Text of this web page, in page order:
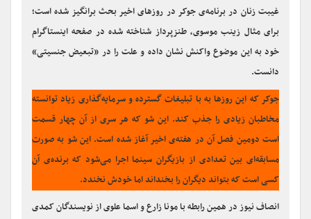
غیبت زنان در برنامه‌ی جوکر در روزهای اخیر بحث برانگیز شده است؛
برای مثال زینب موسوی، طنزپرداز شناخته شده در صفحه اینستاگرام
خود به این موضوع واکنش نشان داده و علت را در «تبعیض جنسیتی»
دانست.
جوکر که این روزها به با تبلیغات گسترده و سرمایه‌گذاری زیاد توانسته
مخاطبان زیادی را جذب کند. این شو که هر سری از آن چهار قسمت
است دومین فصل آن در هفته‌ی اخیر آغاز شده است. این شو به صورت
مسابقه‌ای بین تعدادی از بازیگران سینما اجرا می‌شود که برنده‌ی آن
کسی است که بتواند دیگران را بخنداند اما خودش نخندد.
انصاف نیوز در همین رابطه با مونا زارع و اسما علوی از نویسندگان کمدی